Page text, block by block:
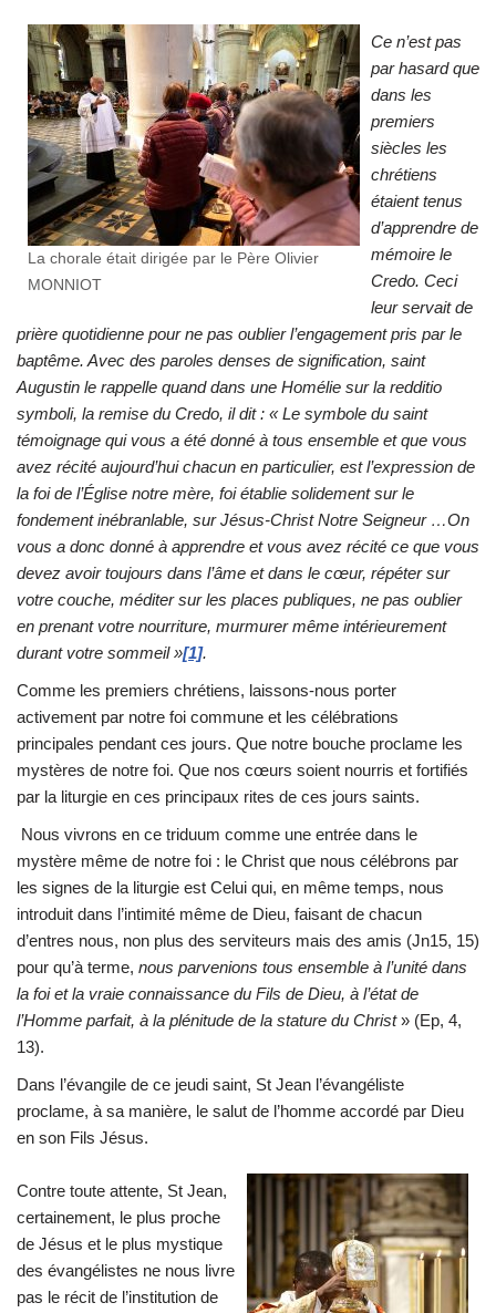
La chorale était dirigée par le Père Olivier
MONNIOT
Ce n’est pas
par hasard que
dans les
premiers
siècles les
chrétiens
étaient tenus
d’apprendre de
mémoire le
Credo. Ceci
leur servait de
prière quotidienne pour ne pas oublier l’engagement pris par le
baptême. Avec des paroles denses de signification, saint
Augustin le rappelle quand dans une Homélie sur la redditio
symboli, la remise du Credo, il dit : « Le symbole du saint
témoignage qui vous a été donné à tous ensemble et que vous
avez récité aujourd’hui chacun en particulier, est l’expression de
la foi de l’Église notre mère, foi établie solidement sur le
fondement inébranlable, sur Jésus-Christ Notre Seigneur …On
vous a donc donné à apprendre et vous avez récité ce que vous
devez avoir toujours dans l’âme et dans le cœur, répéter sur
votre couche, méditer sur les places publiques, ne pas oublier
en prenant votre nourriture, murmurer même intérieurement
durant votre sommeil »[1].
Comme les premiers chrétiens, laissons-nous porter
activement par notre foi commune et les célébrations
principales pendant ces jours. Que notre bouche proclame les
mystères de notre foi. Que nos cœurs soient nourris et fortifiés
par la liturgie en ces principaux rites de ces jours saints.
Nous vivrons en ce triduum comme une entrée dans le
mystère même de notre foi : le Christ que nous célébrons par
les signes de la liturgie est Celui qui, en même temps, nous
introduit dans l’intimité même de Dieu, faisant de chacun
d’entres nous, non plus des serviteurs mais des amis (Jn15, 15)
pour qu’à terme, nous parvenions tous ensemble à l’unité dans
la foi et la vraie connaissance du Fils de Dieu, à l’état de
l’Homme parfait, à la plénitude de la stature du Christ» (Ep, 4,
13).
Dans l’évangile de ce jeudi saint, St Jean l’évangéliste
proclame, à sa manière, le salut de l’homme accordé par Dieu
en son Fils Jésus.
Contre toute attente, St Jean,
certainement, le plus proche
de Jésus et le plus mystique
des évangélistes ne nous livre
pas le récit de l’institution de